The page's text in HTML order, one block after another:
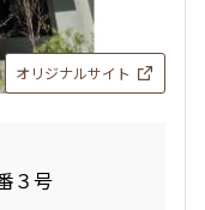
オリジナルサイト
３号